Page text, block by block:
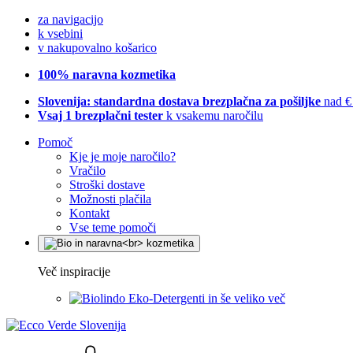
za navigacijo
k vsebini
v nakupovalno košarico
100% naravna kozmetika
Slovenija: standardna dostava brezplačna za pošiljke nad
Vsaj 1 brezplačni tester k vsakemu naročilu
Pomoč
Kje je moje naročilo?
Vračilo
Stroški dostave
Možnosti plačila
Kontakt
Vse teme pomoči
Več inspiracije
Eko-Detergenti in še veliko več